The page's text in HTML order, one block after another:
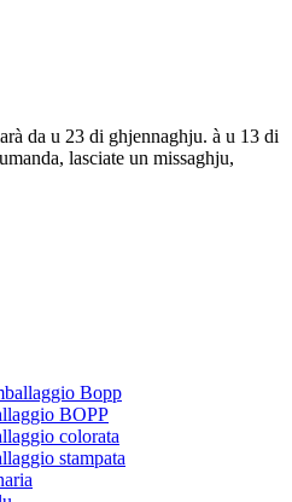
da u 23 di ghjennaghju. à u 13 di
lasciate un missaghju,
Bopp
BOPP
colorata
stampata